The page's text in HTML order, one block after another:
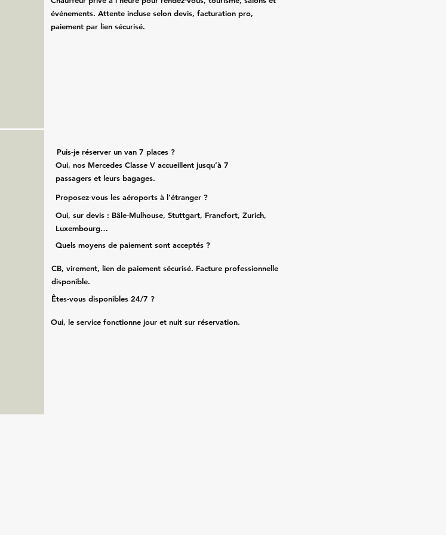
événements. Attente incluse selon devis, facturation pro,
paiement par lien sécurisé.
Puis‑je réserver un van 7 places ?
Oui, nos Mercedes Classe V accueillent jusqu’à 7
passagers et leurs bagages.
Proposez‑vous les aéroports à l’étranger ?
Oui, sur devis : Bâle‑Mulhouse, Stuttgart, Francfort, Zurich,
Luxembourg…
Quels moyens de paiement sont acceptés ?
CB, virement, lien de paiement sécurisé. Facture professionnelle
disponible.
Êtes‑vous disponibles 24/7 ?
Oui, le service fonctionne jour et nuit sur réservation.